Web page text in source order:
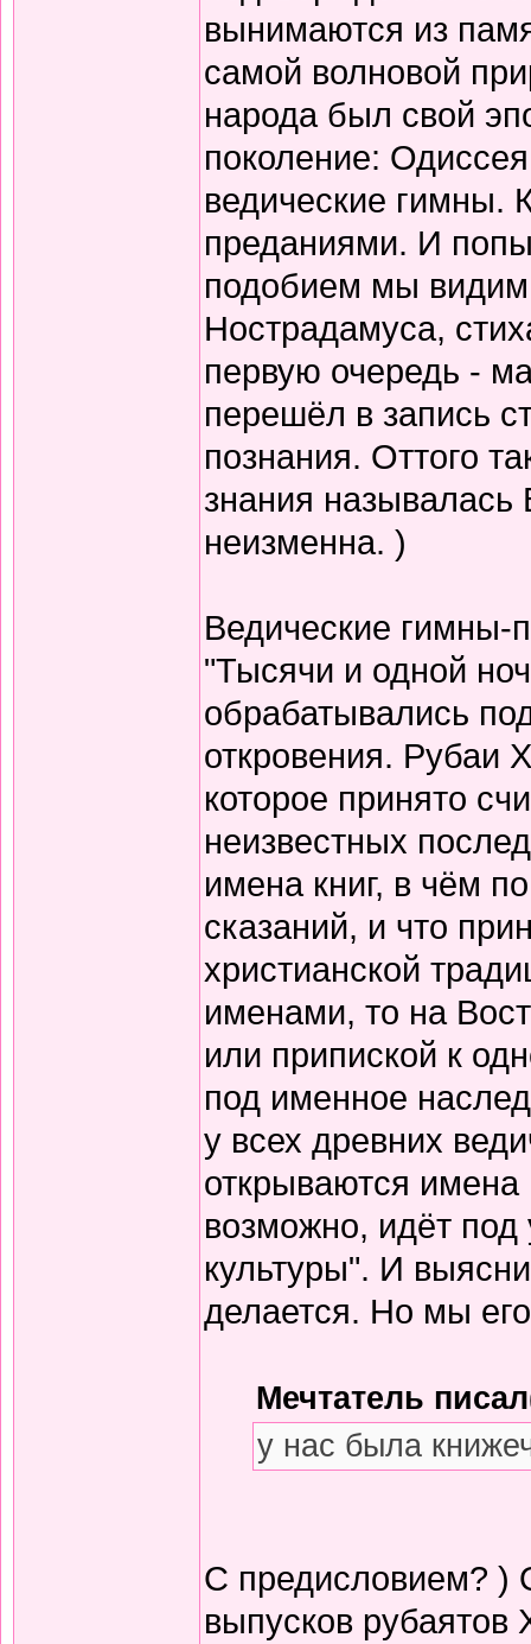
вынимаются из
самой волновой
народа был свой
поколение:
ведические гимны.
преданиями. И
подобием мы видим
Нострадамуса,
первую очередь -
перешёл в запись
познания. Оттого
знания
неизменна. )
Ведические гимны-
"Тысячи и одной
обрабатывались
откровения. Рубаи
которое принято
неизвестных
имена книг, в чём
сказаний, и что
христианской
именами, то на
или припиской к
под именное
у всех древних
открываются имена
возможно, идёт под
культуры". И
делается. Но мы
Мечтатель
у нас была
С предисловием? )
выпусков рубаятов